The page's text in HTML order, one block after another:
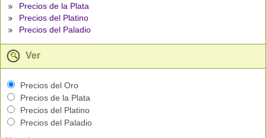
Precios de la Plata
Precios del Platino
Precios del Paladio
Ver
Precios del Oro
Precios de la Plata
Precios del Platino
Precios del Paladio